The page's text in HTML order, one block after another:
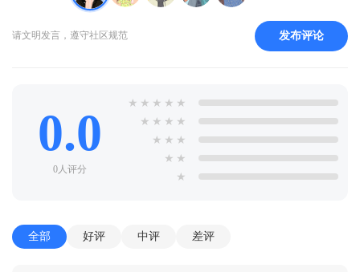
请文明发言，遵守社区规范 发布评论
0.0
0人评分
★ ★ ★ ★ ★
★ ★ ★ ★
★ ★ ★
★ ★
★
全部 好评 中评 差评